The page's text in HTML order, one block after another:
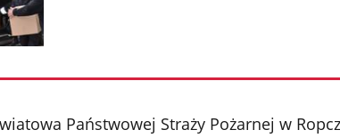
Państwowej Straży Pożarnej w